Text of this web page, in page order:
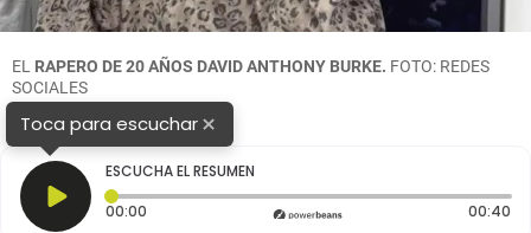
EL RAPERO DE 20 AÑOS DAVID ANTHONY BURKE. FOTO: REDES
SOCIALES
Toca para escuchar×
ESCUCHA EL RESUMEN
00:00 Tiempo transcurrido: 0 segundos 00:40